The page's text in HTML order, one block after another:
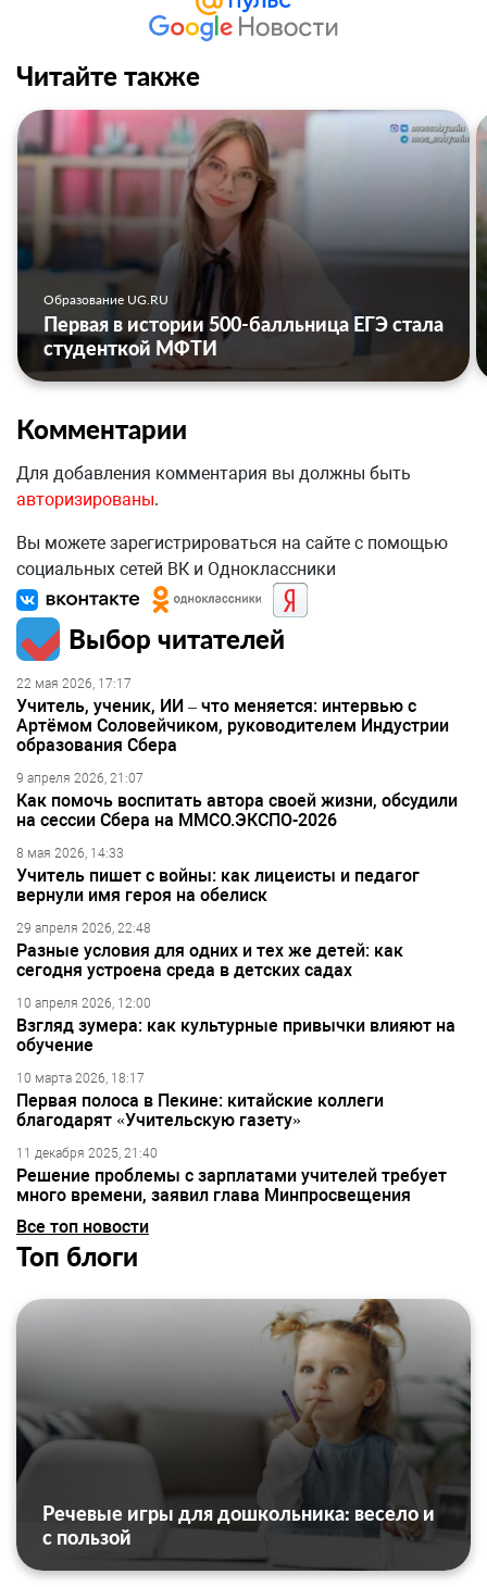
Читайте также
Образование UG.RU
Первая в истории 500-балльница ЕГЭ стала
студенткой МФТИ
Комментарии
Для добавления комментария вы должны быть
авторизированы.
Вы можете зарегистрироваться на сайте с помощью
социальных сетей ВК и Одноклассники
Выбор читателей
22 мая 2026, 17:17
Учитель, ученик, ИИ – что меняется: интервью с
Артёмом Соловейчиком, руководителем Индустрии
образования Сбера
9 апреля 2026, 21:07
Как помочь воспитать автора своей жизни, обсудили
на сессии Сбера на ММСО.ЭКСПО-2026
8 мая 2026, 14:33
Учитель пишет с войны: как лицеисты и педагог
вернули имя героя на обелиск
29 апреля 2026, 22:48
Разные условия для одних и тех же детей: как
сегодня устроена среда в детских садах
10 апреля 2026, 12:00
Взгляд зумера: как культурные привычки влияют на
обучение
10 марта 2026, 18:17
Первая полоса в Пекине: китайские коллеги
благодарят «Учительскую газету»
11 декабря 2025, 21:40
Решение проблемы с зарплатами учителей требует
много времени, заявил глава Минпросвещения
Все топ новости
Топ блоги
Речевые игры для дошкольника: весело и
с пользой